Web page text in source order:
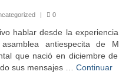
| 0
hablar desde la
antiespecita de
que nació en diciembre
sus mensajes … Continuar